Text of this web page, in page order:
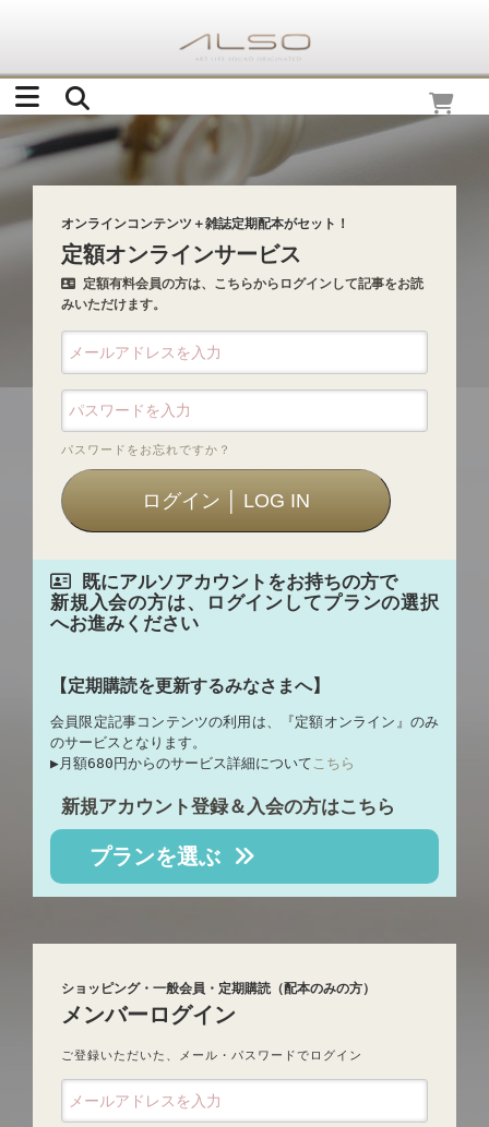
オンラインコンテンツ＋雑誌定期配本がセット！
定額オンラインサービス
定額有料会員の方は、こちらからログインして記事をお読
みいただけます。
パスワードをお忘れですか？
既にアルソアカウントをお持ちの方で
新規入会の方は、ログインしてプランの選択
へお進みください
【定期購読を更新するみなさまへ】
会員限定記事コンテンツの利用は、『定額オンライン』のみ
のサービスとなります。
▶︎月額680円からのサービス詳細についてこちら
新規アカウント登録＆入会の方はこちら
プランを選ぶ
ショッピング・一般会員・定期購読（配本のみの方）
メンバーログイン
ご登録いただいた、メール・パスワードでログイン